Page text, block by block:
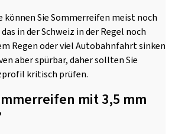
Sie Sommerreifen meist noch
in der Schweiz in der Regel noch
Regen oder viel Autobahnfahrt sinken
aber spürbar, daher sollten Sie
kritisch prüfen.
mit 3,5 mm